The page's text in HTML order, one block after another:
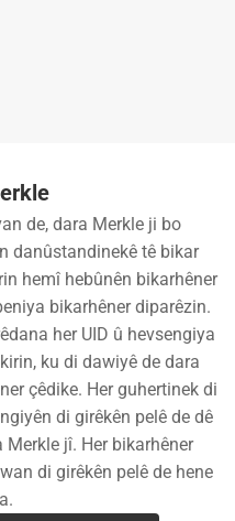
de, dara Merkle ji bo
danûstandinekê tê bikar
hemî hebûnên bikarhêner
bikarhêner diparêzin.
her UID û hevsengiya
ku di dawiyê de dara
çêdike. Her guhertinek di
di girêkên pelê de dê
jî. Her bikarhêner
di girêkên pelê de hene